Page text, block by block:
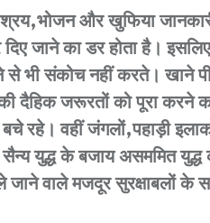
और खुफिया
जाने का डर होता है।
से भी संकोच नहीं करते। खाने
जरूरतों को पूरा करने
वहीं जंगलों,पहाड़ी
युद्ध के बजाय असममित
वाले मजदूर सुरक्षाबलों के